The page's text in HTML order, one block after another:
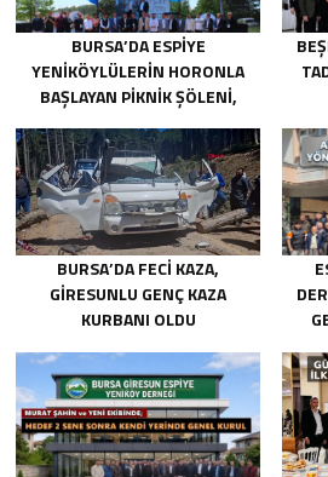
BURSA’DA ESPIYE
YENIKÖYLÜLERIN HORONLA
BAŞLAYAN PIKNIK ŞÖLENI,
TAÇLANDI
BURSA’DA FECI KAZA,
GIRESUNLU GENÇ KAZA
KURBANI OLDU